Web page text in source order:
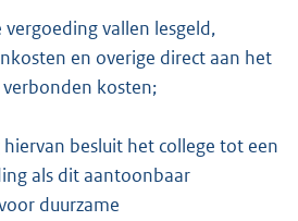
vergoeding vallen lesgeld,
en overige direct aan het
kosten;
besluit het college tot een
als dit aantoonbaar
duurzame